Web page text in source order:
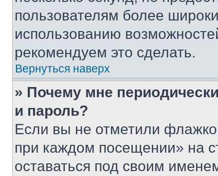
пользователям более
использованию
рекомендуем это сделать.
Вернуться наверх
» Почему мне
и пароль?
Если вы не отметили
при каждом посещении» на
оставаться под своим